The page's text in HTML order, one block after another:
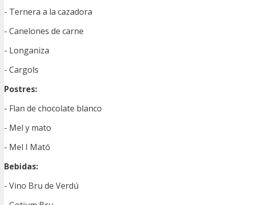
- Ternera a la cazadora
- Canelones de carne
- Longaniza
- Cargols
Postres:
- Flan de chocolate blanco
- Mel y mato
- Mel I Mató
Bebidas:
- Vino Bru de Verdú